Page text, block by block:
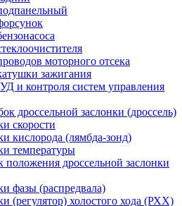
моторного отсека
зажигания
и контроля систем управления
дроссельной заслонки (дроссель)
скорости
кислорода (лямбда-зонд)
температуры
положения дроссельной заслонки
фазы (распредвала)
(регулятор) холостого хода (РХХ)